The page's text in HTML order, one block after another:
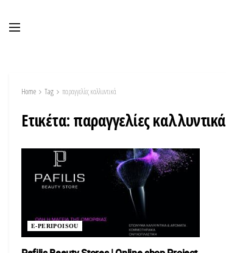
Home Tag παραγγελίες καλλυντικά
Ετικέτα:παραγγελίες καλλυντικά
E-PERIPOISOU